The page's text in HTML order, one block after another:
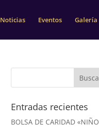
Noticias Eventos Galería
Entradas recientes
BOLSA DE CARIDAD «NIÑO